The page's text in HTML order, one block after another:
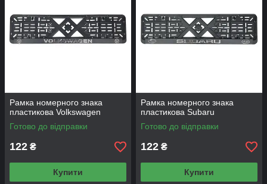
Рамка номерного знака
пластикова Volkswagen
Готово до відправки
122 ₴
Купити
Рамка номерного знака
пластикова Subaru
Готово до відправки
122 ₴
Купити